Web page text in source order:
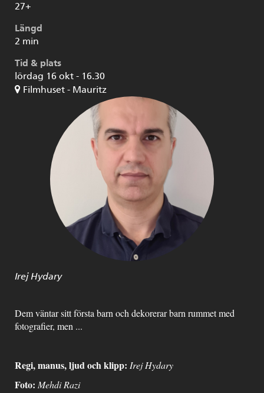
27+
Längd
2 min
Tid & plats
lördag 16 okt - 16.30
Filmhuset - Mauritz
Irej Hydary
Dem väntar sitt första barn och dekorerar barn rummet med
fotografier, men ...
Regi, manus, ljud och klipp: Irej Hydary
Foto: Mehdi Razi